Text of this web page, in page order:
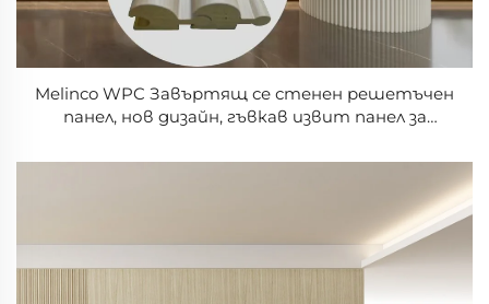
Melinco WPC Завъртящ се стенен решетъчен
панел, нов дизайн, гъвкав извит панел за
от PVC